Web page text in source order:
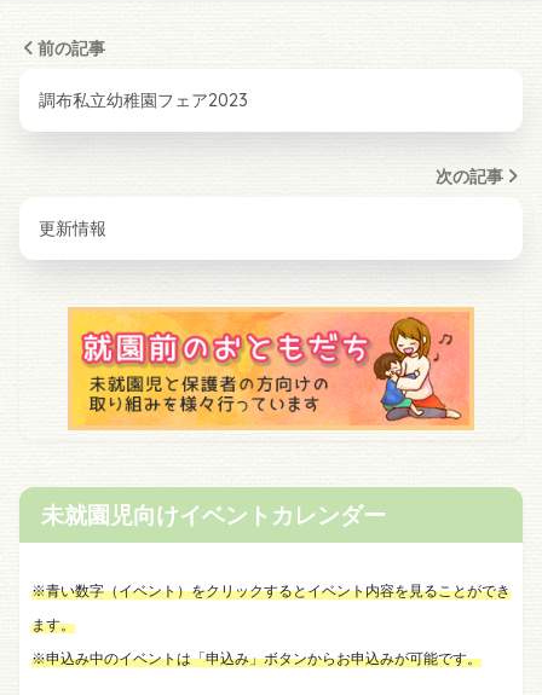
前の記事
調布私立幼稚園フェア2023
次の記事
更新情報
未就園児向けイベントカレンダー
※青い数字（イベント）をクリックするとイベント内容を見ることができ
ます。
※申込み中のイベントは「申込み」ボタンからお申込みが可能です。